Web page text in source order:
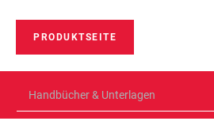
PRODUKTSEITE
Handbücher & Unterlagen